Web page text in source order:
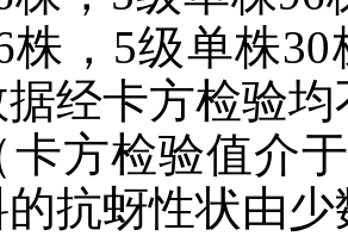
株，5级单株
经卡方检验均
方检验值介
抗蚜性状由